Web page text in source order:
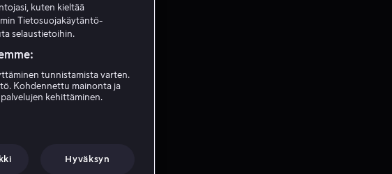
Ääni Luoja
kuten kieltää
Tietosuojakäytäntö-
selaustietoihin.
tunnistamista varten.
Kohdennettu mainonta ja
kehittäminen.
Hyväksyn